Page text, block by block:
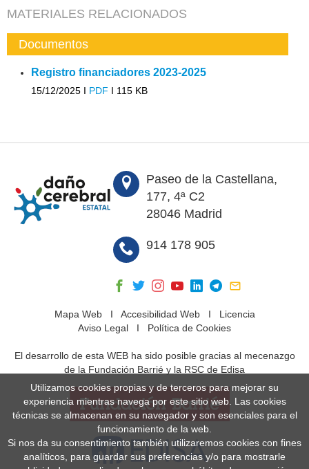
MATERIALES RELACIONADOS
Documentos
Registro financiadores 2023-2025
15/12/2025 I PDF I 115 KB
Paseo de la Castellana,
177, 4ª C2
28046 Madrid
914 178 905
Mapa WebI Accesibilidad WebI Licencia
Aviso Legal I Política de Cookies
El desarrollo de esta WEB ha sido posible gracias al mecenazgo
de la Fundación Barrié y la RSC de Edisa
Utilizamos cookies propias y de terceros para mejorar su
experiencia mientras navega por este sitio web. Las cookies
técnicas se almacenan en su navegador y son esenciales para el
funcionamiento de la web.
Si nos da su consentimiento también utilizaremos cookies con fines
analíticos, para guardar sus preferencias y/o para mostrarle